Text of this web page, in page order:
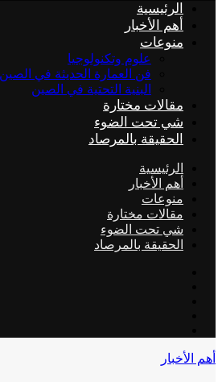
الرئيسية
أهم الأخبار
منوعات
علوم وتكنولوجيا
فن العمارة الحديثة في الصين
البنية التحتية في الصين
مقالات مختارة
شي تحت الضوء
الحقيقة بالمرصاد
الرئيسية
أهم الأخبار
منوعات
مقالات مختارة
شي تحت الضوء
الحقيقة بالمرصاد
أهم الأخبار